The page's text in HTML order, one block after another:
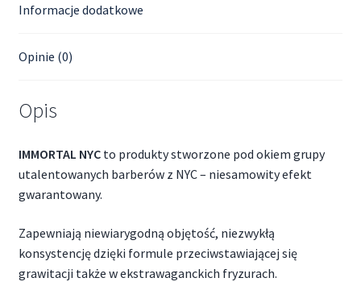
Informacje dodatkowe
Opinie (0)
Opis
IMMORTAL NYCto produkty stworzone pod okiem grupy
utalentowanych barberów z NYC – niesamowity efekt
gwarantowany.
Zapewniają niewiarygodną objętość, niezwykłą
konsystencję dzięki formule przeciwstawiającej się
grawitacji także w ekstrawaganckich fryzurach.